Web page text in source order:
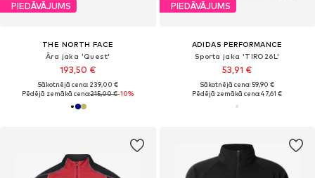
PIEDĀVĀJUMS
THE NORTH FACE
Āra jaka 'Quest'
193,50 €
Sākotnējā cena: 239,00 €
Pēdējā zemākā cena:215,00 €-10%
PIEDĀVĀJUMS
ADIDAS PERFORMANCE
Sporta jaka 'TIRO26L'
53,91 €
Sākotnējā cena: 59,90 €
Pēdējā zemākā cena:47,61 €